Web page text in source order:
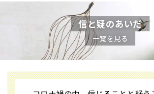
信と疑のあいだ
一覧を見る